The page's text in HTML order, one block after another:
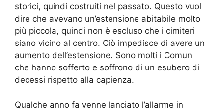
storici, quindi costruiti nel passato. Questo vuol
dire che avevano un’estensione abitabile molto
più piccola, quindi non è escluso che i cimiteri
siano vicino al centro. Ciò impedisce di avere un
aumento dell’estensione. Sono molti i Comuni
che hanno sofferto e soffrono di un esubero di
decessi rispetto alla capienza.
Qualche anno fa venne lanciato l’allarme in